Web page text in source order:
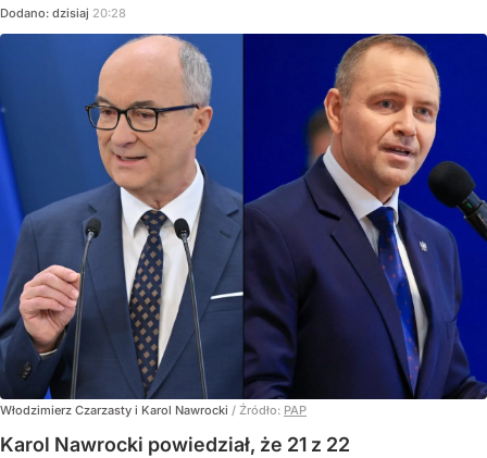
Dodano: dzisiaj 20:28
Włodzimierz Czarzasty i Karol Nawrocki / Źródło: PAP
Karol Nawrocki powiedział, że 21 z 22